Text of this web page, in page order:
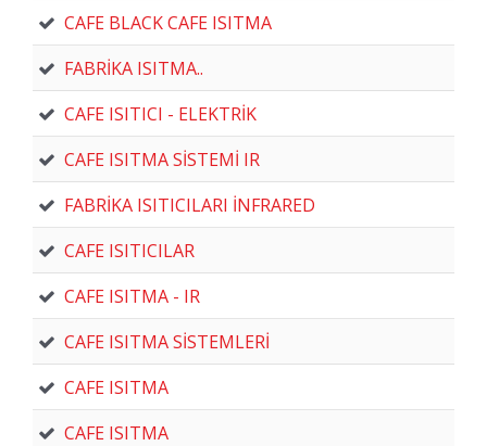
CAFE BLACK CAFE ISITMA
FABRİKA ISITMA..
CAFE ISITICI - ELEKTRİK
CAFE ISITMA SİSTEMİ IR
FABRİKA ISITICILARI İNFRARED
CAFE ISITICILAR
CAFE ISITMA - IR
CAFE ISITMA SİSTEMLERİ
CAFE ISITMA
CAFE ISITMA